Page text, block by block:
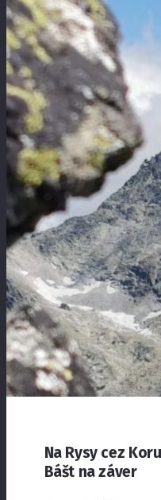
Na Rysy cez
Bášt na záver